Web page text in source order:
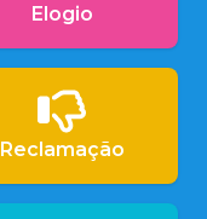
Elogio
Reclamação